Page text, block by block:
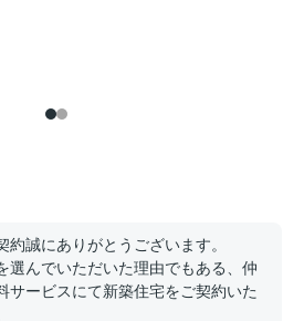
約誠にありがとうございます。
選んでいただいた理由でもある、仲
サービスにて新築住宅をご契約いた